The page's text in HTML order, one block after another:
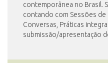
contemporânea no Brasil.
contando com Sessões de
Conversas, Práticas
submissão/apresentação